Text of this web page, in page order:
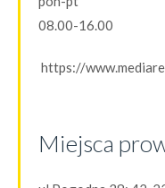
08.00-16.00
https://
Miejsca